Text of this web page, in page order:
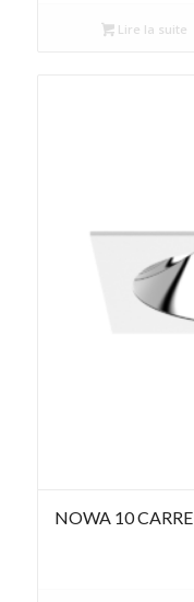
Lire la suite
NOWA 10 CARRE